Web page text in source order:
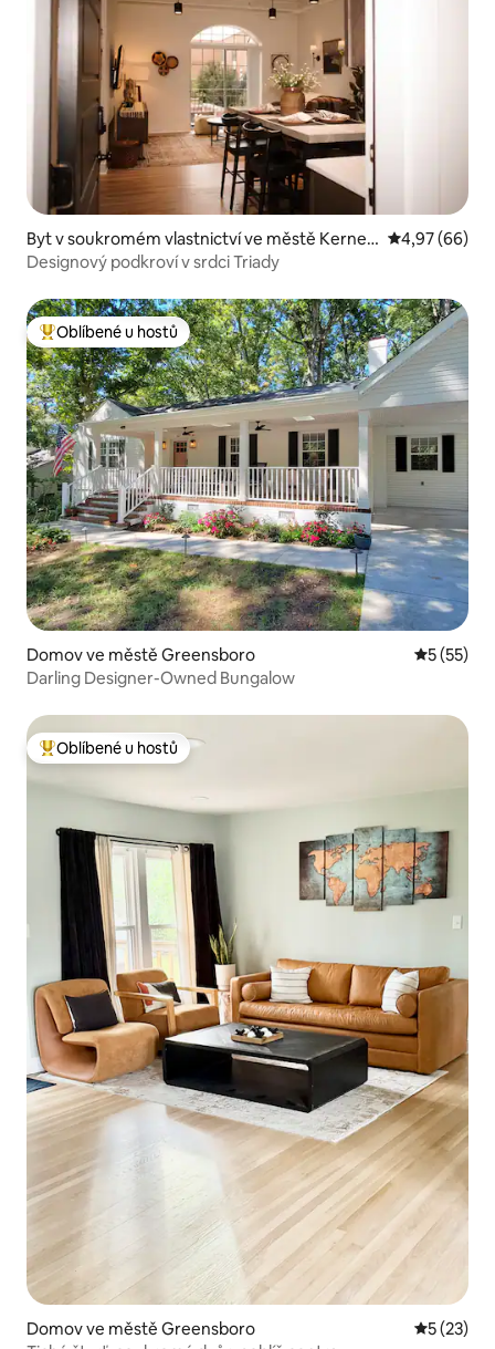
Byt v soukromém vlastnictví ve městě Kerner
sville
Průměrné
4,97 (66)
Designový podkroví v srdci Triady
Nejlepší v kategorii Oblíbené u hostů
Oblíbené u hostů
Domov ve městě Greensboro Průměrné
5 (55)
Darling Designer-Owned Bungalow
Nejlepší v kategorii Oblíbené u hostů
Oblíbené u hostů
Domov ve městě Greensboro Průměrné
5 (23)